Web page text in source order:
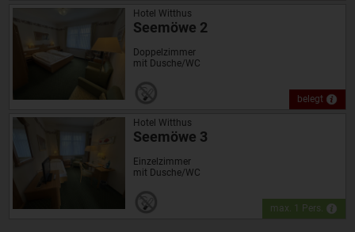
belegt
Hotel Witthus
Seemöwe 2
Doppelzimmer
mit Dusche/WC
max. 1 Pers.
Hotel Witthus
Seemöwe 3
Einzelzimmer
mit Dusche/WC